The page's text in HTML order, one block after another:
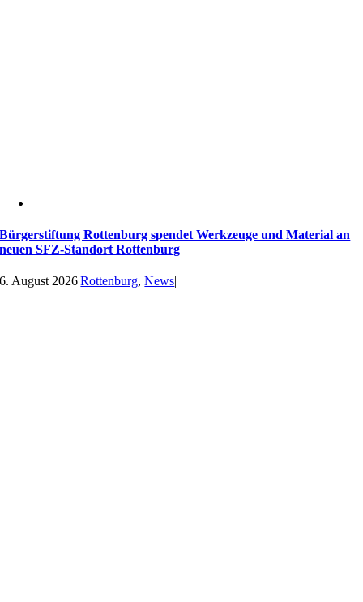
Bürgerstiftung Rottenburg spendet Werkzeuge und Material an
neuen SFZ-Standort Rottenburg
6. August 2026|Rottenburg,News|